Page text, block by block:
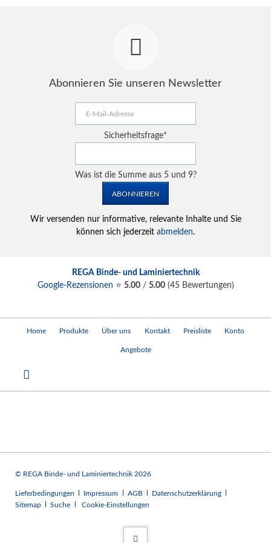
Abonnieren Sie unseren Newsletter
Adresse
Pflichtfeld
Sicherheitsfrage*
Was ist die Summe aus 5 und 9?
ABONNIEREN
Wir versenden nur informative, relevante Inhalte und Sie
können sich jederzeit abmelden.
Home Produkte Über uns Kontakt Preisliste Konto
Angebote
REGA Binde- und Laminiertechnik
Google-Rezensionen ⭐ 5.00/ 5.00(45Bewertungen)
© REGA Binde- und Laminiertechnik 2026
Navigation
überspringen
Lieferbedingungen Impressum AGB
Datenschutzerklärung
Sitemap
Suche Cookie-Einstellungen